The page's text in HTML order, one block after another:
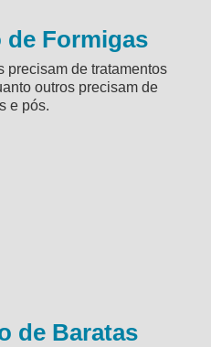
de Formigas
precisam de tratamentos
outros precisam de
e pós.
de Baratas